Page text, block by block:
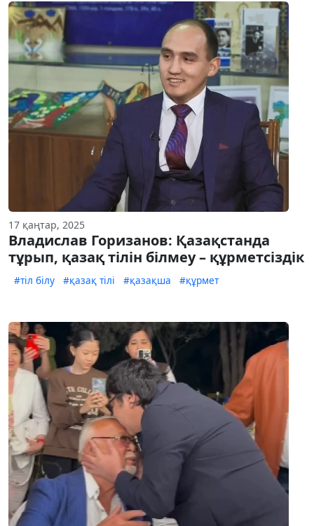
17 қаңтар, 2025
Владислав Горизанов: Қазақстанда
тұрып, қазақ тілін білмеу – құрметсіздік
#тіл білу #қазақ тілі #қазақша #құрмет